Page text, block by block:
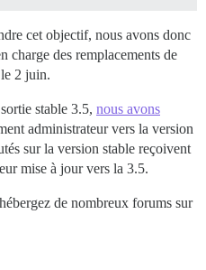
cet objectif, nous avons donc
charge des remplacements de
2 juin.
stable 3.5, nous avons
administrateur vers la version
sur la version stable reçoivent
mise à jour vers la 3.5.
de nombreux forums sur